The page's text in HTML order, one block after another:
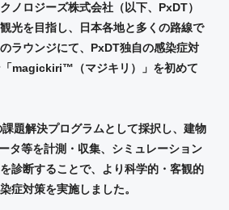
ノロジーズ株式会社（以下、 PxDT）
光を目指し、日本各地と多くの路線で
ラウンジにて、 PxDT独自の感染症対
magickiri™ （マジキリ）」を初めて
課題解決プログラムとして採択し、建物
タ等を計測・収集、シミュレーション
診断することで、より科学的・客観的
症対策を実施しました。